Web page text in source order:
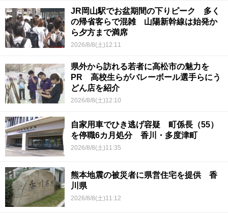
JR岡山駅でお盆期間の下りピーク 多く
の帰省客らで混雑 山陽新幹線は始発か
ら夕方まで満席
2026/8/8(土)12:11
県外から訪れる若者に高松市の魅力を
PR 高校生らがバレーボール選手らにう
どん店を紹介
2026/8/8(土)12:10
自家用車でひき逃げ容疑 町係長（55）
を停職6カ月処分 香川・多度津町
2026/8/8(土)11:35
熊本地震の被災者に県営住宅を提供 香
川県
2026/8/8(土)11:12